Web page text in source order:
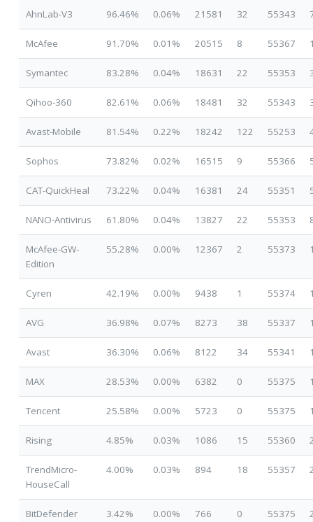
AhnLab-V3 96.46% 0.06% 21581 32 55343
McAfee 91.70% 0.01% 20515 8 55367
Symantec 83.28% 0.04% 18631 22 55353
Qihoo-360 82.61% 0.06% 18481 32 55343
Avast-Mobile 81.54% 0.22% 18242 122 55253
Sophos 73.82% 0.02% 16515 9 55366
CAT-QuickHeal 73.22% 0.04% 16381 24 55351
NANO-Antivirus 61.80% 0.04% 13827 22 55353
McAfee-GW-
Edition
55.28% 0.00% 12367 2 55373
Cyren 42.19% 0.00% 9438 1 55374
AVG 36.98% 0.07% 8273 38 55337
Avast 36.30% 0.06% 8122 34 55341
MAX 28.53% 0.00% 6382 0 55375
Tencent 25.58% 0.00% 5723 0 55375
Rising 4.85% 0.03% 1086 15 55360
TrendMicro-
HouseCall
4.00% 0.03% 894 18 55357
BitDefender 3.42% 0.00% 766 0 55375